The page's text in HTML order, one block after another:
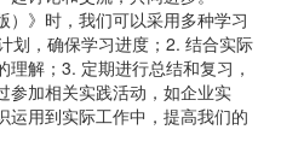
）》时，我们可以采用多种学习
划，确保学习进度；2. 结合实际
解；3. 定期进行总结和复习，
参加相关实践活动，如企业实
运用到实际工作中，提高我们的